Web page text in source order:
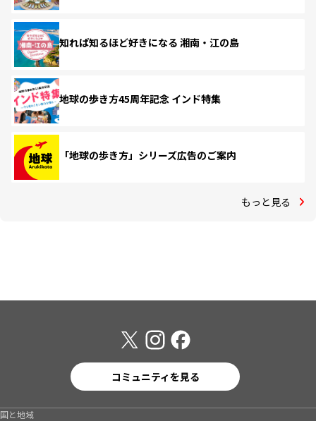
知れば知るほど好きになる 湘南・江の島
地球の歩き方45周年記念 インド特集
「地球の歩き方」シリーズ広告のご案内
もっと見る
コミュニティを見る
国と地域